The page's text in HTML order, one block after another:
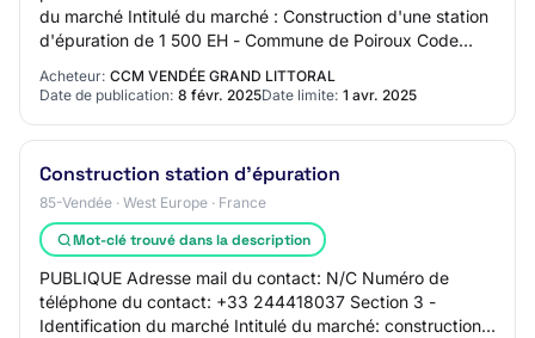
du marché Intitulé du marché : Construction d'une station
d'épuration de 1 500 EH - Commune de Poiroux Code
CPV principal - Descripteur pri…
Acheteur: CCM VENDÉE GRAND LITTORAL
Date de publication: 8 févr. 2025Date limite: 1 avr. 2025
Construction station d'épuration
85-Vendée · West Europe · France
Mot-clé trouvé dans la description
PUBLIQUE Adresse mail du contact: N/C Numéro de
téléphone du contact: +33 244418037 Section 3 -
Identification du marché Intitulé du marché: construction